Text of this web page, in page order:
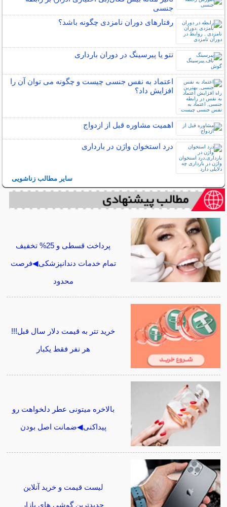
جنسی
رفتارهای دوران نامزدی چگونه باشد؟
تتو یا پیرسینگ در دوران بارداری
اعتماد به نفس جنسی چیست و چگونه می توان آن را
افزایش داد؟
اهمیت مشاوره قبل از ازدواج
درد استخوان واژن در بارداری
سایر مطالب زناشویی
پرداخت قسطی و 25% تخفیف
تمام خدمات دندانپزشکی◀فرصت
محدود
خرید تتر به قیمت دلار سال قبل!!!
هر نفر فقط یکبار
بالاخره میتونی عطر دلخواهت رو
پیداکنی◀ضمانت اصل بودن
لیست قیمت و خرید آنلاین
جدیدترین گوشی های بازار